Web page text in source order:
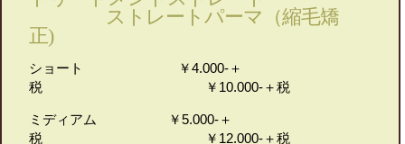
ストレートパーマ（縮毛矯
正)
ショート ￥4.000-＋
税 ￥10.000-＋税
ミディアム ￥5.000-＋
税 ￥12.000-＋税